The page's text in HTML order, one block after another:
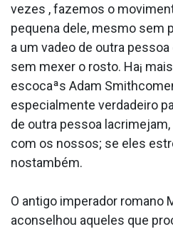
vezes , fazemos o
pequena dele, mesmo sem
a um va­deo de outra
sem mexer o rosto. Ha¡
escocaªs Adam
especialmente verdadeiro
de outra pessoa
com os nossos; se eles
nostambém.
O antigo imperador romano
aconselhou aqueles que